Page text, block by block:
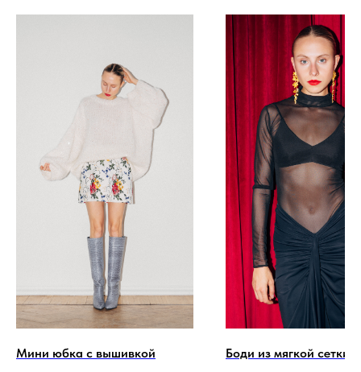
Мини юбка с вышивкой Боди из мягкой сетки